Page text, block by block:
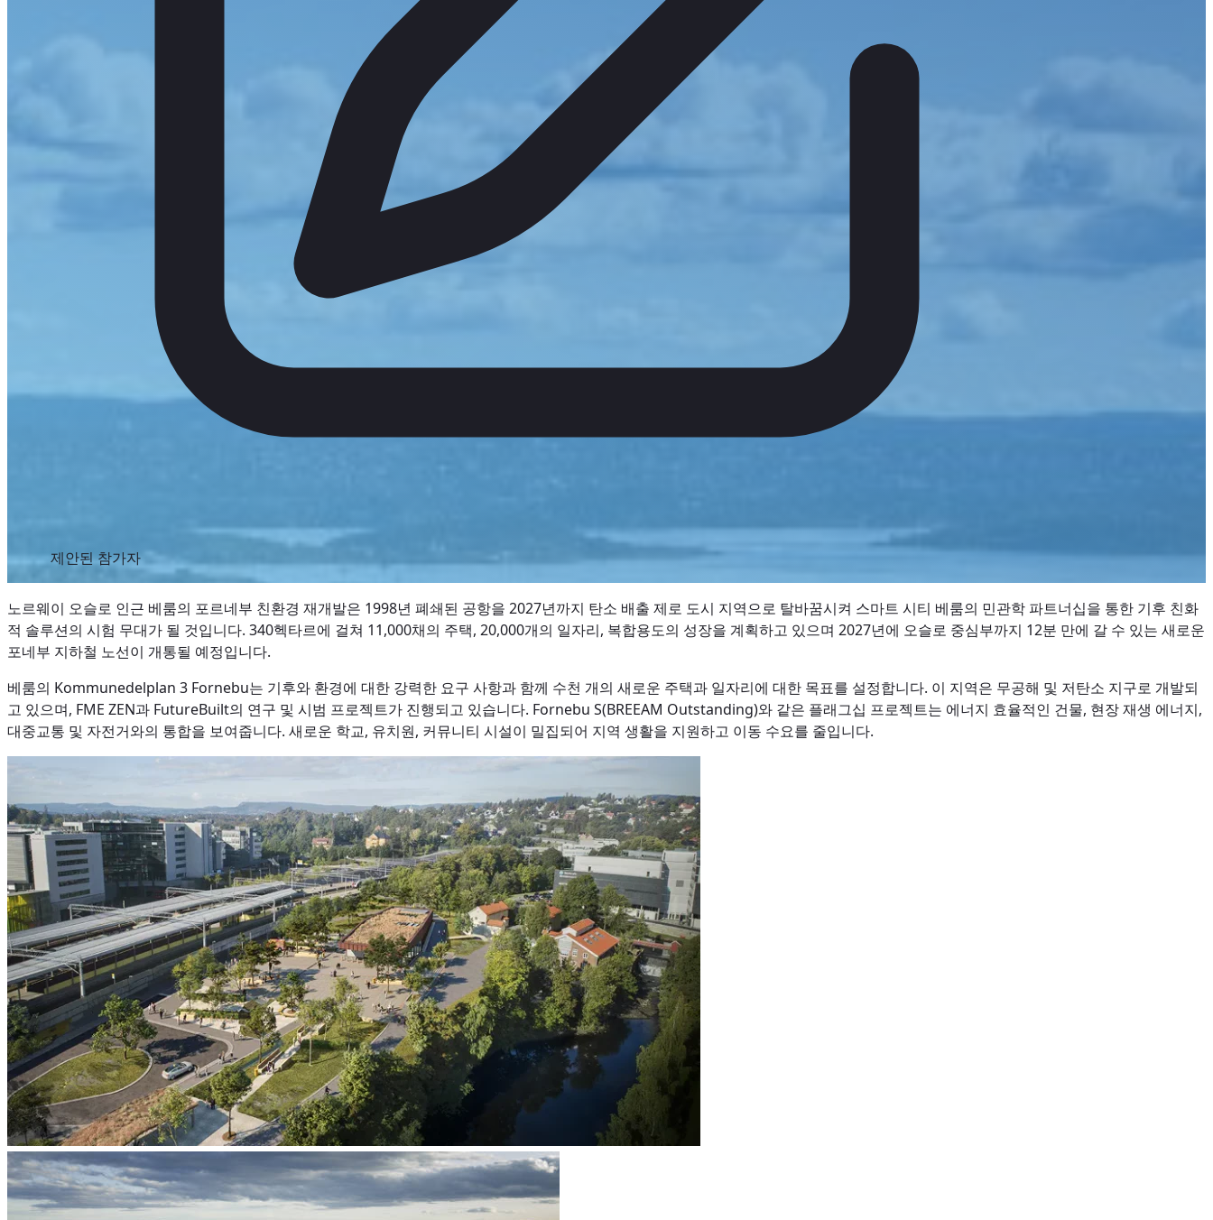
제안된 참가자
노르웨이 오슬로 인근 베룸의 포르네부 친환경 재개발은 1998년 폐쇄된 공항을 2027년까지 탄소 배출 제로 도시 지역으로 탈바꿈시켜 스마트 시티 베룸의 민관학 파트너십을 통한 기후 친화
적 솔루션의 시험 무대가 될 것입니다. 340헥타르에 걸쳐 11,000채의 주택, 20,000개의 일자리, 복합용도의 성장을 계획하고 있으며 2027년에 오슬로 중심부까지 12분 만에 갈 수 있는 새로운
포네부 지하철 노선이 개통될 예정입니다.
베룸의 Kommunedelplan 3 Fornebu는 기후와 환경에 대한 강력한 요구 사항과 함께 수천 개의 새로운 주택과 일자리에 대한 목표를 설정합니다. 이 지역은 무공해 및 저탄소 지구로 개발되
고 있으며, FME ZEN과 FutureBuilt의 연구 및 시범 프로젝트가 진행되고 있습니다. Fornebu S(BREEAM Outstanding)와 같은 플래그십 프로젝트는 에너지 효율적인 건물, 현장 재생 에너지,
대중교통 및 자전거와의 통합을 보여줍니다. 새로운 학교, 유치원, 커뮤니티 시설이 밀집되어 지역 생활을 지원하고 이동 수요를 줄입니다.